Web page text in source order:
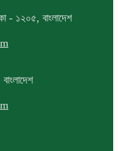
- ১২০৫, বাংলাদেশ